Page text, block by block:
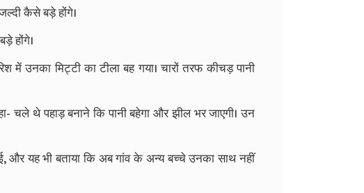
कैसे बड़े होंगे।
होंगे।
में उनका मिट्टी का टीला बह गया। चारों तरफ कीचड़ पानी
चले थे पहाड़ बनाने कि पानी बहेगा और झील भर जाएगी। उन
और यह भी बताया कि अब गांव के अन्य बच्चे उनका साथ नहीं